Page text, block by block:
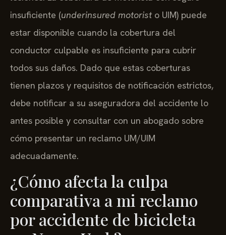
insuficiente (underinsured motoristo UIM) puede
estar disponible cuando la cobertura del
conductor culpable es insuficiente para cubrir
todos sus daños. Dado que estas coberturas
tienen plazos y requisitos de notificación estrictos,
debe notificar a su aseguradora del accidente lo
antes posible y consultar con un abogado sobre
cómo presentar un reclamo UM/UIM
adecuadamente.
¿Cómo afecta la culpa
comparativa a mi reclamo
por accidente de bicicleta